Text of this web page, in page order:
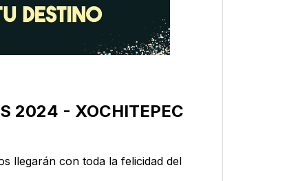
2024 - XOCHITEPEC
llegarán con toda la felicidad del